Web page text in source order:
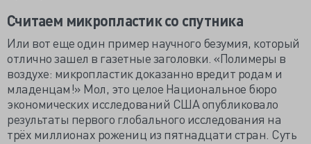
Считаем микропластик со спутника
Или вот еще один пример научного безумия, который
отлично зашел в газетные заголовки. «Полимеры в
воздухе: микропластик доказанно вредит родам и
младенцам!» Мол, это целое Национальное бюро
экономических исследований США опубликовало
результаты первого глобального исследования на
трёх миллионах рожениц из пятнадцати стран. Суть